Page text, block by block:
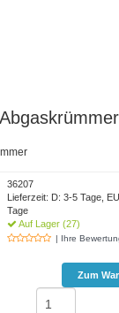
36207
Lieferzeit: D: 3-5 Tage,
Tage
Auf Lager (27)
| Ihre
Zum